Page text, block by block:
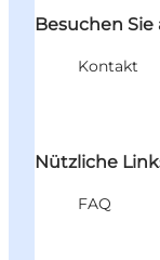
Besuchen Sie
Kontakt
Nützliche
FAQ